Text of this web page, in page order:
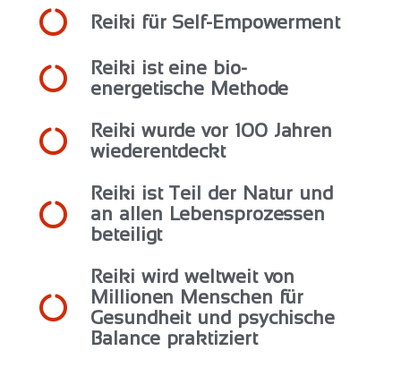
Reiki für Self-Empowerment
Reiki ist eine bio-
energetische Methode
Reiki wurde vor 100 Jahren
wiederentdeckt
Reiki ist Teil der Natur und
an allen Lebensprozessen
beteiligt
Reiki wird weltweit von
Millionen Menschen für
Gesundheit und psychische
Balance praktiziert